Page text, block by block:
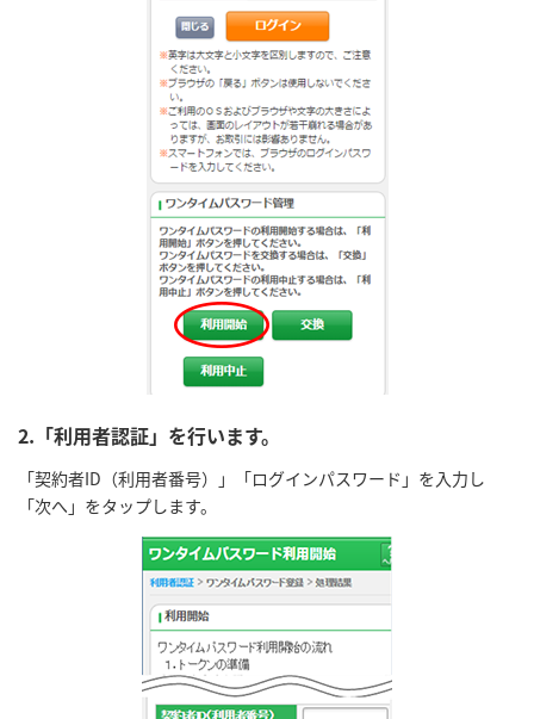
2.「利用者認証」を行います。
「契約者ID（利用者番号）」「ログインパスワード」を入力し
「次へ」をタップします。